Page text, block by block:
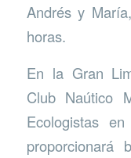
Andrés y
horas.
En la Gran
Club Naútico
Ecologistas